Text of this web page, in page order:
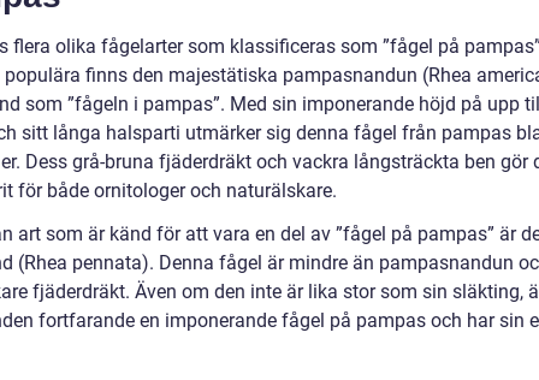
flera olika fågelarter som klassificeras som ”fågel på
populära finns den majestätiska pampasnandun (Rhea
som ”fågeln i pampas”. Med sin imponerande höjd på upp
sitt långa halsparti utmärker sig denna fågel från pampas
Dess grå-bruna fjäderdräkt och vackra långsträckta ben gör
för både ornitologer och naturälskare.
art som är känd för att vara en del av ”fågel på pampas” är
(Rhea pennata). Denna fågel är mindre än pampasnandun
fjäderdräkt. Även om den inte är lika stor som sin släkting,
fortfarande en imponerande fågel på pampas och har sin